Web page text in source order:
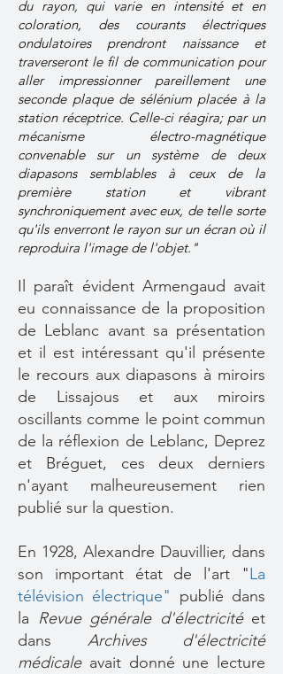
du rayon, qui varie en intensité et en
coloration, des courants électriques
ondulatoires prendront naissance et
traverseront le fil de communication pour
aller impressionner pareillement une
seconde plaque de sélénium placée à la
station réceptrice. Celle-ci réagira; par un
mécanisme électro-magnétique
convenable sur un système de deux
diapasons semblables à ceux de la
première station et vibrant
synchroniquement avec eux, de telle sorte
qu'ils enverront le rayon sur un écran où il
reproduira l'image de l'objet."
Il paraît évident Armengaud avait
eu connaissance de la proposition
de Leblanc avant sa présentation
et il est intéressant qu'il présente
le recours aux diapasons à miroirs
de Lissajous et aux miroirs
oscillants comme le point commun
de la réflexion de Leblanc, Deprez
et Bréguet, ces deux derniers
n'ayant malheureusement rien
publié sur la question.
En 1928, Alexandre Dauvillier, dans
son important état de l'art
"La
télévision électrique" publié dans
la Revue générale d'électricitéet
dans Archives d'électricité
médicaleavait donné une lecture